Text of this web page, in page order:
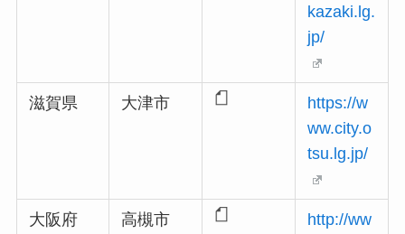
kazaki.lg.
jp/
滋賀県 大津市
https://w
ww.city.o
tsu.lg.jp/
大阪府 高槻市
http://ww